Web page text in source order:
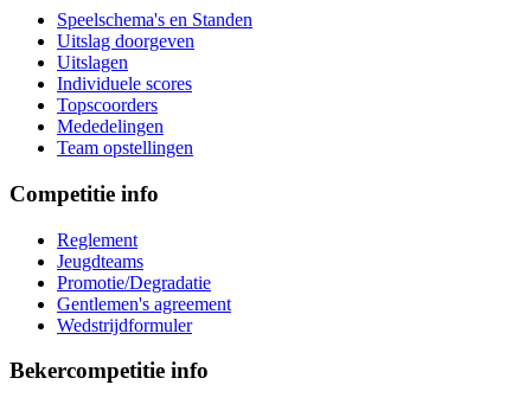
Speelschema's en Standen
Uitslag doorgeven
Uitslagen
Individuele scores
Topscoorders
Mededelingen
Team opstellingen
Competitie info
Reglement
Jeugdteams
Promotie/Degradatie
Gentlemen's agreement
Wedstrijdformuler
Bekercompetitie info